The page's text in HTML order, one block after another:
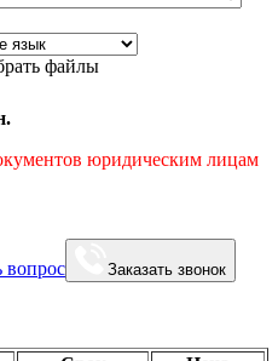
файлы
юридическим лицам
вопрос Заказать звонок